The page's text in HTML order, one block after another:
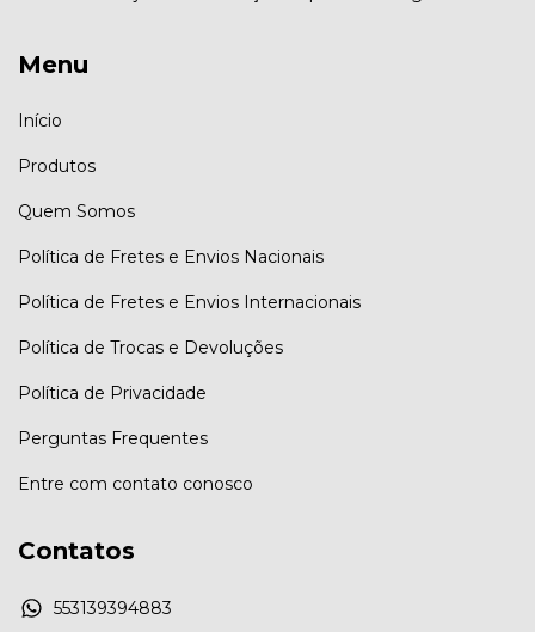
Menu
Início
Produtos
Quem Somos
Política de Fretes e Envios Nacionais
Política de Fretes e Envios Internacionais
Política de Trocas e Devoluções
Política de Privacidade
Perguntas Frequentes
Entre com contato conosco
Contatos
553139394883